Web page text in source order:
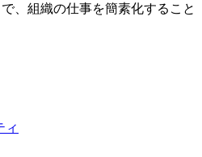
、組織の仕事を簡素化すること
ィ